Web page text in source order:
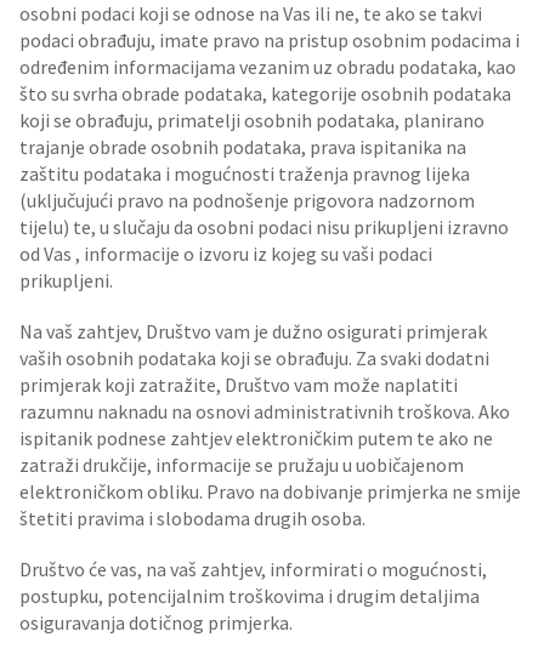
osobni podaci koji se odnose na Vas ili ne, te ako se takvi
podaci obrađuju, imate pravo na pristup osobnim podacima i
određenim informacijama vezanim uz obradu podataka, kao
što su svrha obrade podataka, kategorije osobnih podataka
koji se obrađuju, primatelji osobnih podataka, planirano
trajanje obrade osobnih podataka, prava ispitanika na
zaštitu podataka i mogućnosti traženja pravnog lijeka
(uključujući pravo na podnošenje prigovora nadzornom
tijelu) te, u slučaju da osobni podaci nisu prikupljeni izravno
od Vas , informacije o izvoru iz kojeg su vaši podaci
prikupljeni.
Na vaš zahtjev, Društvo vam je dužno osigurati primjerak
vaših osobnih podataka koji se obrađuju. Za svaki dodatni
primjerak koji zatražite, Društvo vam može naplatiti
razumnu naknadu na osnovi administrativnih troškova. Ako
ispitanik podnese zahtjev elektroničkim putem te ako ne
zatraži drukčije, informacije se pružaju u uobičajenom
elektroničkom obliku. Pravo na dobivanje primjerka ne smije
štetiti pravima i slobodama drugih osoba.
Društvo će vas, na vaš zahtjev, informirati o mogućnosti,
postupku, potencijalnim troškovima i drugim detaljima
osiguravanja dotičnog primjerka.